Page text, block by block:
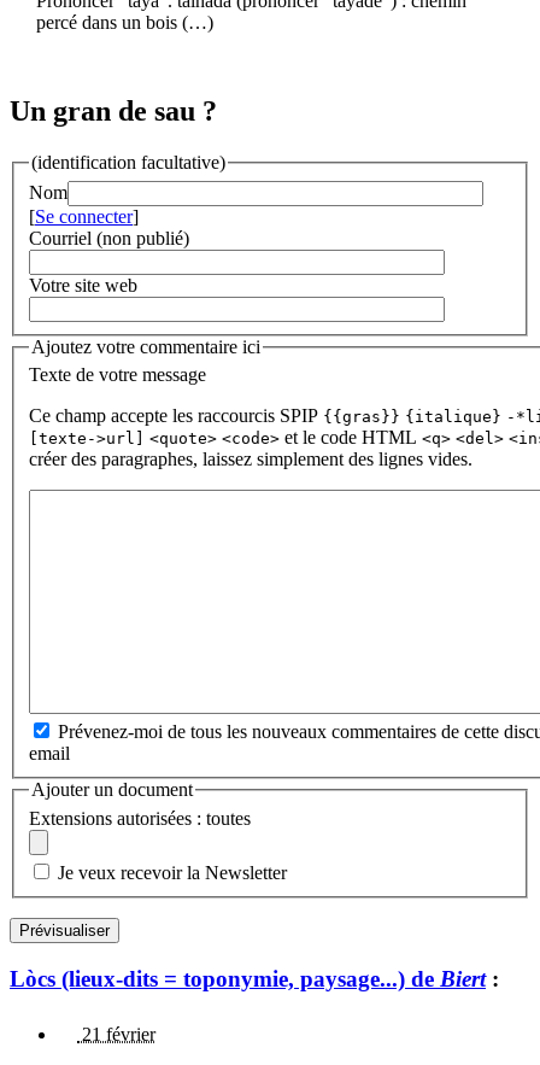
percé dans un bois (…)
Un gran de sau ?
(identification facultative)
Nom
[Se connecter]
Courriel (non publié)
Votre site web
Ajoutez votre commentaire ici
Texte de votre message
Ce champ accepte les raccourcis SPIP {{gras}} {italique} -
[texte->url]
<quote> <code> et le code HTML <q> <del>
créer des paragraphes, laissez simplement des lignes vides.
Prévenez-moi de tous les nouveaux commentaires de cette
email
Ajouter un document
Extensions autorisées : toutes
Je veux recevoir la Newsletter
Lòcs (lieux-dits = toponymie, paysage...) de Biert:
21 février